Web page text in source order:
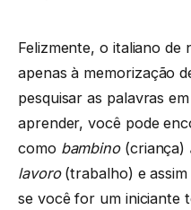
Felizmente, o italiano de
apenas à memorização
pesquisar as palavras
aprender, você pode
como bambino(criança)
lavoro(trabalho) e assim
se você for um iniciante